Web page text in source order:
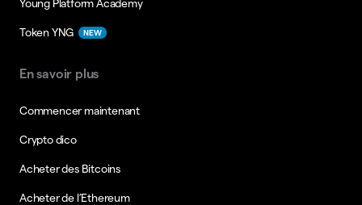
Young Platform Academy
Token YNG NEW
En savoir plus
Commencer maintenant
Crypto dico
Acheter des Bitcoins
Acheter de l’Ethereum